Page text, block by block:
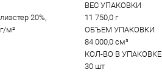
20%,
м²
ВЕС УПАКОВКИ
11 750,0 г
ОБЪЕМ УПАКОВКИ
84 000,0 см³
КОЛ-ВО В УПАКОВКЕ
30 шт